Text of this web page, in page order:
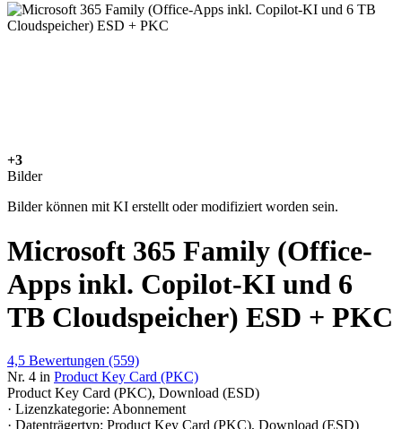
+3
Bilder
Bilder können mit KI erstellt oder modifiziert worden sein.
Microsoft 365 Family (Office-
Apps inkl. Copilot-KI und 6
TB Cloudspeicher) ESD + PKC
4,5 Bewertungen (559)
Nr. 4 in Product Key Card (PKC)
Product Key Card (PKC), Download (ESD)
· Lizenzkategorie: Abonnement
· Datenträgertyp: Product Key Card (PKC), Download (ESD)